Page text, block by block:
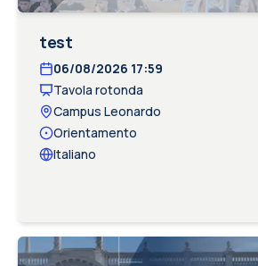
test
06/08/2026 17:59
Tavola rotonda
Campus Leonardo
Orientamento
Italiano